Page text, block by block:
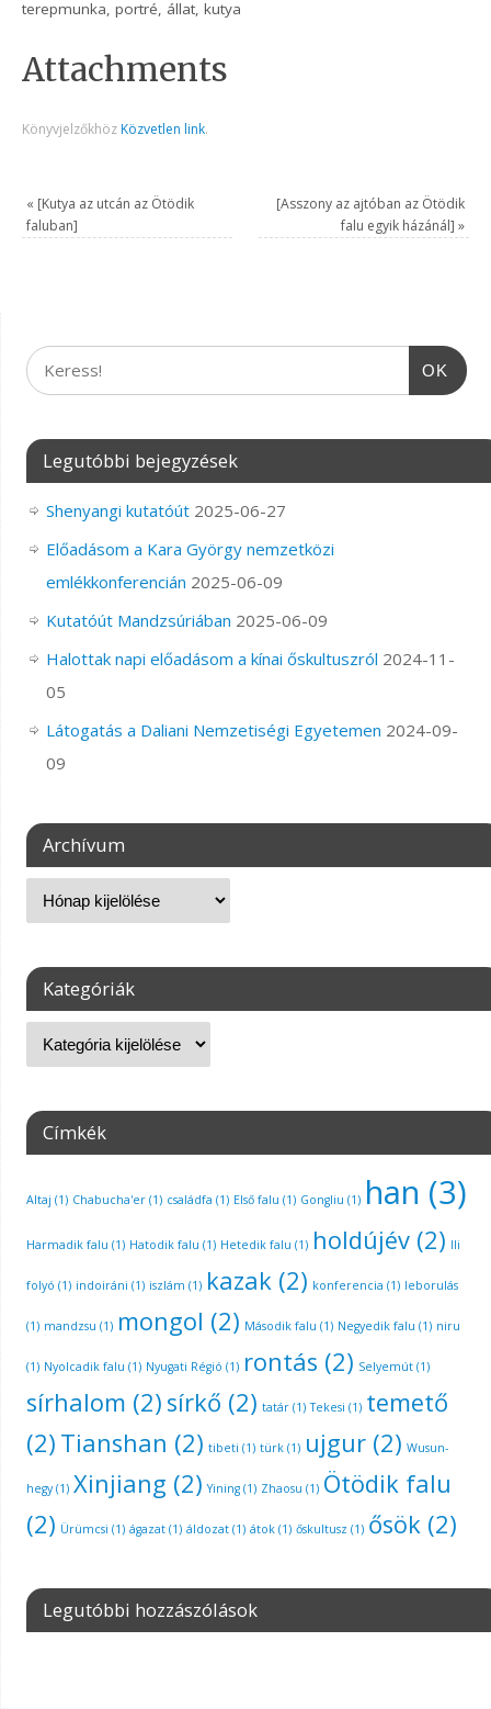
terepmunka, portré, állat, kutya
Attachments
Könyvjelzőkhöz Közvetlen link.
« [Kutya az utcán az Ötödik
faluban]
[Asszony az ajtóban az Ötödik
falu egyik házánál] »
OK
Legutóbbi bejegyzések
Shenyangi kutatóút 2025-06-27
Előadásom a Kara György nemzetközi
emlékkonferencián 2025-06-09
Kutatóút Mandzsúriában 2025-06-09
Halottak napi előadásom a kínai őskultuszról 2024-11-
05
Látogatás a Daliani Nemzetiségi Egyetemen 2024-09-
09
Archívum
Kategóriák
Címkék
Altaj (1) Chabucha'er(1) családfa (1) Első falu (1) Gongliu (1) han (3)
Harmadik falu (1) Hatodik falu (1) Hetedik falu (1) holdújév(2) Ili
folyó (1) indoiráni (1) iszlám (1) kazak(2) konferencia (1) leborulás
(1) mandzsu (1) mongol (2) Második falu (1) Negyedik falu (1) niru
(1) Nyolcadik falu (1) Nyugati Régió (1) rontás (2) Selyemút(1)
sírhalom (2) sírkő (2) tatár(1) Tekesi (1) temető
(2) Tianshan (2) tibeti (1) türk(1) ujgur(2) Wusun-
hegy(1) Xinjiang (2) Yining(1) Zhaosu (1) Ötödik falu
(2) Ürümcsi (1) ágazat(1) áldozat(1) átok(1) őskultusz (1) ősök(2)
Legutóbbi hozzászólások